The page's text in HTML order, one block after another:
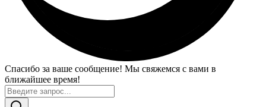
Спасибо за ваше сообщение! Мы свяжемся с вами в
ближайшее время!